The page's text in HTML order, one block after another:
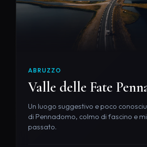
ABRUZZO
Valle delle Fate
Un luogo suggestivo e poco
di Pennadomo, colmo di fascino e
passato.